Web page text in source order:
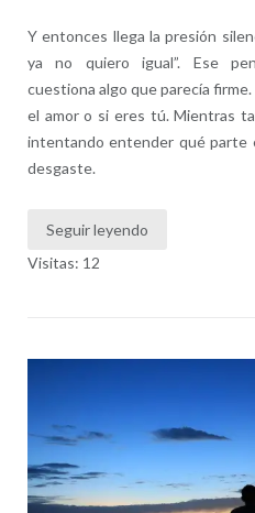
Y entonces llega la presión
ya no quiero igual”. Ese
cuestiona algo que parecía
el amor o si eres tú. Mientras
intentando entender qué parte
desgaste.
Seguir leyendo
Visitas: 12